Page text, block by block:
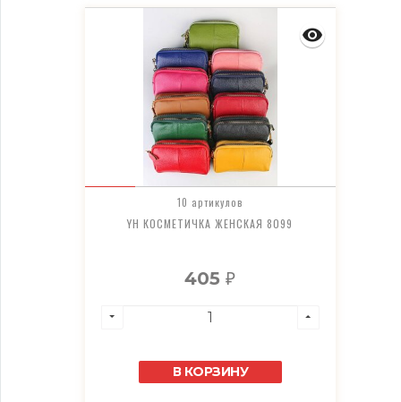
10 артикулов
YH КОСМЕТИЧКА ЖЕНСКАЯ 8099
405₽
В КОРЗИНУ